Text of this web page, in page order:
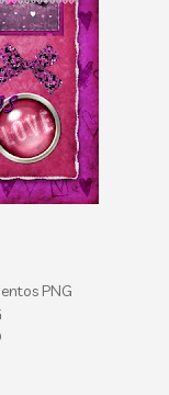
PNG